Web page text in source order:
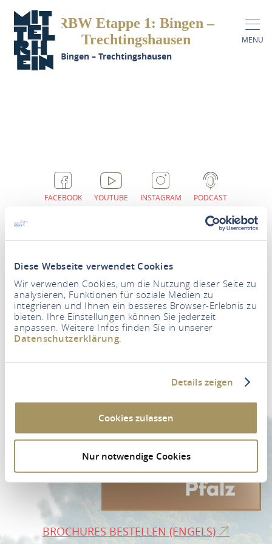
Diese Webseite verwendet Cookies
Wir verwenden Cookies, um die Nutzung dieser Seite zu
analysieren, Funktionen für soziale Medien zu
integrieren und Ihnen ein besseres Browser-Erlebnis zu
bieten. Ihre Einstellungen können Sie jederzeit
anpassen. Weitere Infos finden Sie in unserer
Datenschutzerklärung
Details zeigen
Cookies zulassen
Nur notwendige Cookies
MENU
RBW Etappe 1: Bingen –
Trechtingshausen
Etappe 1: Bingen – Trechtingshausen
FACEBOOK YOUTUBE INSTAGRAM PODCAST
Newsletter
BROCHURES BESTELLEN (ENGELS)